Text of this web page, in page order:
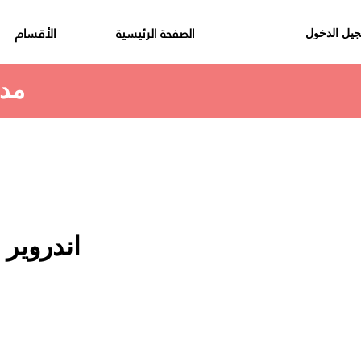
الصفحة الرئيسية الأقسام الدخول
اندروير